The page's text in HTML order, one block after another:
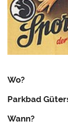
Wo?
Parkbad
Wann?